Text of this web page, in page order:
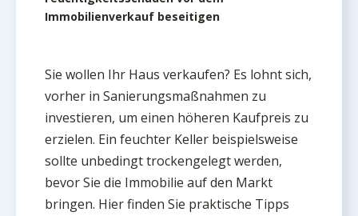
Immobilienverkauf beseitigen
Sie wollen Ihr Haus verkaufen? Es lohnt sich,
vorher in Sanierungsmaßnahmen zu
investieren, um einen höheren Kaufpreis zu
erzielen. Ein feuchter Keller beispielsweise
sollte unbedingt trockengelegt werden,
bevor Sie die Immobilie auf den Markt
bringen. Hier finden Sie praktische Tipps